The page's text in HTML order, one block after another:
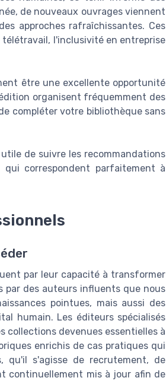
de nouveaux ouvrages viennent
approches rafraîchissantes. Ces
l'inclusivité en entreprise
être une excellente opportunité
organisent fréquemment des
compléter votre bibliothèque sans
de suivre les recommandations
correspondent parfaitement à
par leur capacité à transformer
par des auteurs influents que nous
pointues, mais aussi des
humain. Les éditeurs spécialisés
collections devenues essentielles à
enrichis de cas pratiques qui
qu'il s'agisse de recrutement, de
continuellement mis à jour afin de